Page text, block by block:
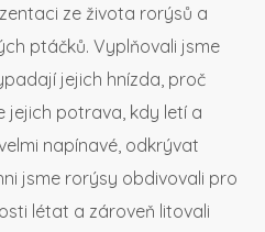
ze života rorýsů a
ptáčků. Vyplňovali jsme
jejich hnízda, proč
jejich potrava, kdy letí a
napínavé, odkrývat
jsme rorýsy obdivovali pro
létat a zároveň litovali